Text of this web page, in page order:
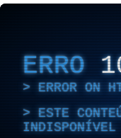
ERRO
ERROR ON
ESTE
INDISPONÍVEL